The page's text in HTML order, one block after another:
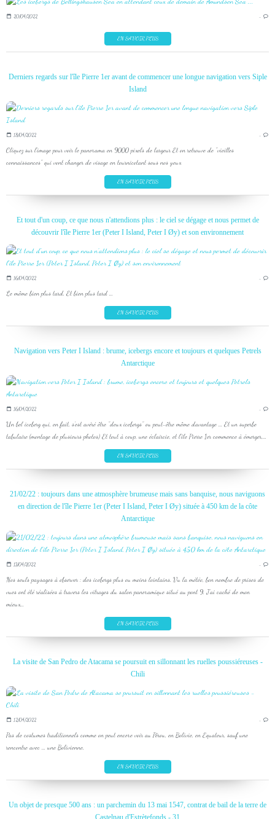
20/04/2022 …
EN SAVOIR PLUS
Derniers regards sur l'île Pierre 1er avant de commencer une longue navigation vers Siple
Island
18/04/2022 …
Cliquez sur l'image pour voir le panorama en 9000 pixels de largeur Et on retrouve de "vieilles
connaissances" qui vont changer de visage en tournicotant sous nos yeux
EN SAVOIR PLUS
Et tout d'un coup, ce que nous n'attendions plus : le ciel se dégage et nous permet de
découvrir l'île Pierre 1er (Peter I Island, Peter I Øy) et son environnement
16/04/2022 …
Le même bien plus tard. Et bien plus tard ...
EN SAVOIR PLUS
Navigation vers Peter I Island : brume, icebergs encore et toujours et quelques Petrels
Antarctique
16/04/2022 …
Un bel iceberg qui, en fait, s'est avéré être "deux icebergs" ou peut-être même davantage ... Et un superbe
tabulaire (montage de plusieurs photos) Et tout à coup, une éclaircie, et l'île Pierre 1er commence à émerger,...
EN SAVOIR PLUS
21/02/22 : toujours dans une atmosphère brumeuse mais sans banquise, nous naviguons
en direction de l'île Pierre 1er (Peter I Island, Peter I Øy) située à 450 km de la côte
Antarctique
13/04/2022 …
Nos seuls paysages à observer : des icebergs plus ou moins lointains. Vu la météo, bon nombre de prises de
vues ont été réalisées à travers les vitrages du salon panoramique situé au pont 9. J'ai caché de mon
mieux...
EN SAVOIR PLUS
La visite de San Pedro de Atacama se poursuit en sillonnant les ruelles poussiéreuses -
Chili
12/04/2022 …
Pas de costumes traditionnels comme on peut encore voir au Pérou, en Bolivie, en Equateur, sauf une
rencontre avec ... une Bolivienne.
EN SAVOIR PLUS
Un objet de presque 500 ans : un parchemin du 13 mai 1547, contrat de bail de la terre de
Castelnau d'Estrètefonds - 31